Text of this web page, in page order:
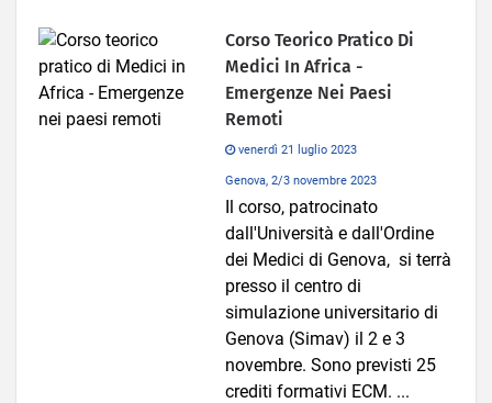
Corso Teorico Pratico Di
Medici In Africa -
Emergenze Nei Paesi
Remoti
venerdì 21 luglio 2023
Genova, 2/3 novembre 2023
Il corso, patrocinato
dall'Università e dall'Ordine
dei Medici di Genova, si terrà
presso il centro di
simulazione universitario di
Genova (Simav) il 2 e 3
novembre. Sono previsti 25
crediti formativi ECM. ...